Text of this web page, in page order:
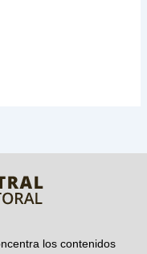
los contenidos